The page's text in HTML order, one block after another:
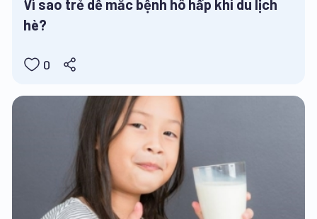
Vì sao trẻ dễ mắc bệnh hô hấp khi du lịch
hè?
0